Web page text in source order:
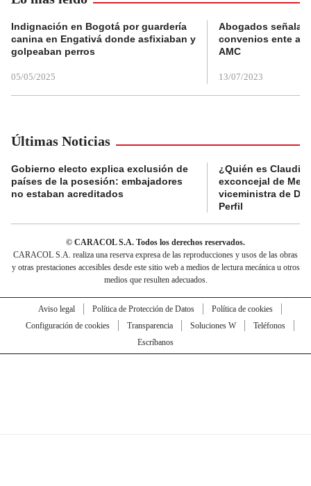
Indignación en Bogotá por guardería
canina en Engativá donde asfixiaban y
golpeaban perros
05/05/2025
Abogados
convenios ente
AMC
13/07/2023
Últimas Noticias
Gobierno electo explica exclusión de
países de la posesión: embajadores
no estaban acreditados
¿Quién es Claudia
exconcejal de
viceministra de
Perfil
© CARACOL S.A. Todos los derechos reservados.
CARACOL S.A. realiza una reserva expresa de las reproducciones y usos de las obras
y otras prestaciones accesibles desde este sitio web a medios de lectura mecánica u otros
medios que resulten adecuados.
Aviso legal Política de Protección de Datos
Política de cookies
Configuración de cookies
Transparencia Soluciones W
Teléfonos
Escríbanos